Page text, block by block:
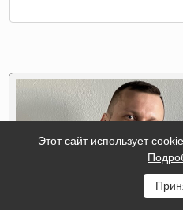
Этот сайт использует